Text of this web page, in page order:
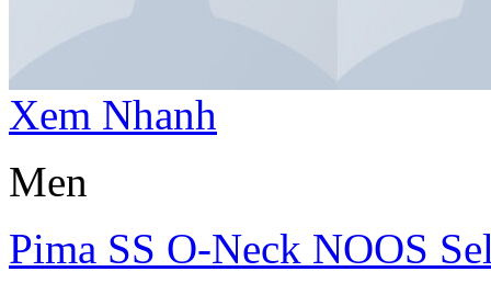
Xem Nhanh
Men
Pima SS O-Neck NOOS